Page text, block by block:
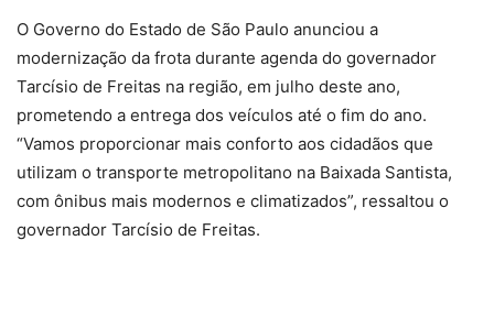
O Governo do Estado de São Paulo anunciou a
modernização da frota durante agenda do governador
Tarcísio de Freitas na região, em julho deste ano,
prometendo a entrega dos veículos até o fim do ano.
“Vamos proporcionar mais conforto aos cidadãos que
utilizam o transporte metropolitano na Baixada Santista,
com ônibus mais modernos e climatizados”, ressaltou o
governador Tarcísio de Freitas.